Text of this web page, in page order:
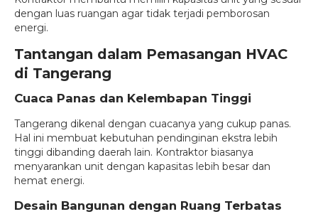
dengan luas ruangan agar tidak terjadi pemborosan
energi.
Tantangan dalam Pemasangan HVAC
di Tangerang
Cuaca Panas dan Kelembapan Tinggi
Tangerang dikenal dengan cuacanya yang cukup panas.
Hal ini membuat kebutuhan pendinginan ekstra lebih
tinggi dibanding daerah lain. Kontraktor biasanya
menyarankan unit dengan kapasitas lebih besar dan
hemat energi.
Desain Bangunan dengan Ruang Terbatas